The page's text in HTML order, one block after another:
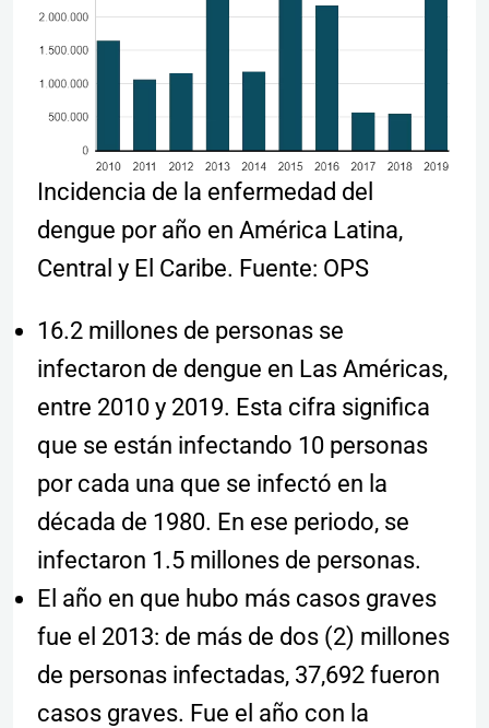
Incidencia de la enfermedad del
dengue por año en América Latina,
Central y El Caribe. Fuente: OPS
16.2 millones de personas se
infectaron de dengue en Las Américas,
entre 2010 y 2019. Esta cifra significa
que se están infectando 10 personas
por cada una que se infectó en la
década de 1980. En ese periodo, se
infectaron 1.5 millones de personas.
El año en que hubo más casos graves
fue el 2013: de más de dos (2) millones
de personas infectadas, 37,692 fueron
casos graves. Fue el año con la